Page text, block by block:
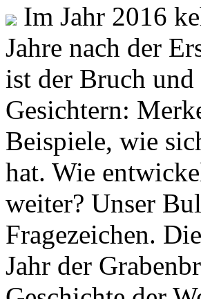
Im Jahr 2016
Jahre nach der
ist der Bruch
Gesichtern:
Beispiele, wie
hat. Wie
weiter? Unser
Fragezeichen.
Jahr der